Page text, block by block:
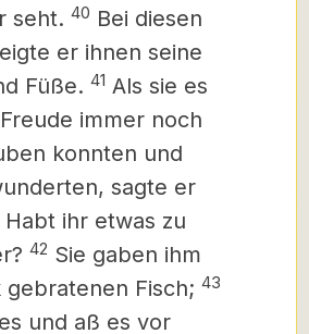
seht. 40 Bei diesen
er ihnen seine
Füße. 41 Als sie es
immer noch
konnten und
sagte er
ihr etwas zu
42 Sie gaben ihm
gebratenen Fisch; 43
und aß es vor